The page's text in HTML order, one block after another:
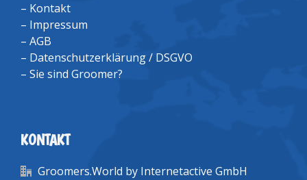
– Kontakt
– Impressum
– AGB
– Datenschutzerklärung / DSGVO
– Sie sind Groomer?
KONTAKT
Groomers.World by Internetactive GmbH